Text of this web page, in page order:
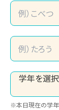
※本日現在の学年